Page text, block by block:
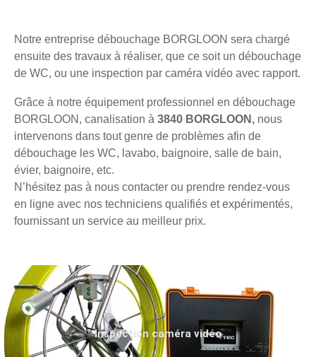
Notre entreprise débouchage BORGLOON sera chargé
ensuite des travaux à réaliser, que ce soit un débouchage
de WC, ou une inspection par caméra vidéo avec rapport.
Grâce à notre équipement professionnel en débouchage
BORGLOON, canalisation à 3840 BORGLOON, nous
intervenons dans tout genre de problèmes afin de
débouchage les WC, lavabo, baignoire, salle de bain,
évier, baignoire, etc.
N’hésitez pas à nous contacter ou prendre rendez-vous
en ligne avec nos techniciens qualifiés et expérimentés,
fournissant un service au meilleur prix.
Inspection caméra vidéo